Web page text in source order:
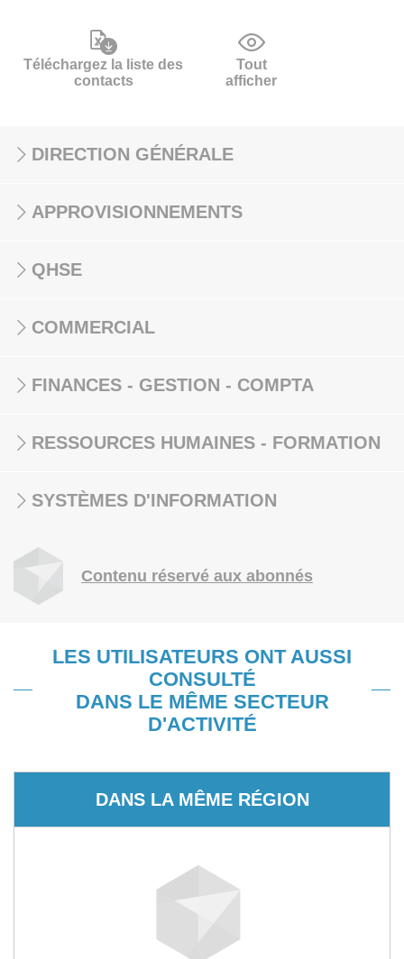
Téléchargez la liste des
contacts
Tout
afficher
DIRECTION GÉNÉRALE
APPROVISIONNEMENTS
QHSE
COMMERCIAL
FINANCES - GESTION - COMPTA
RESSOURCES HUMAINES - FORMATION
SYSTÈMES D'INFORMATION
Contenu réservé aux abonnés
LES UTILISATEURS ONT AUSSI
CONSULTÉ
DANS LE MÊME SECTEUR
D'ACTIVITÉ
DANS LA MÊME RÉGION